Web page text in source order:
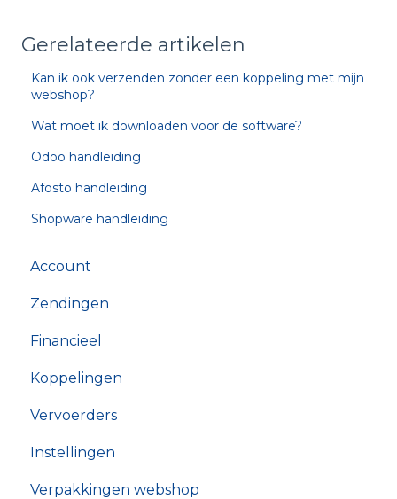
Gerelateerde artikelen
Kan ik ook verzenden zonder een koppeling met mijn
webshop?
Wat moet ik downloaden voor de software?
Odoo handleiding
Afosto handleiding
Shopware handleiding
Account
Zendingen
Financieel
Koppelingen
Vervoerders
Instellingen
Verpakkingen webshop